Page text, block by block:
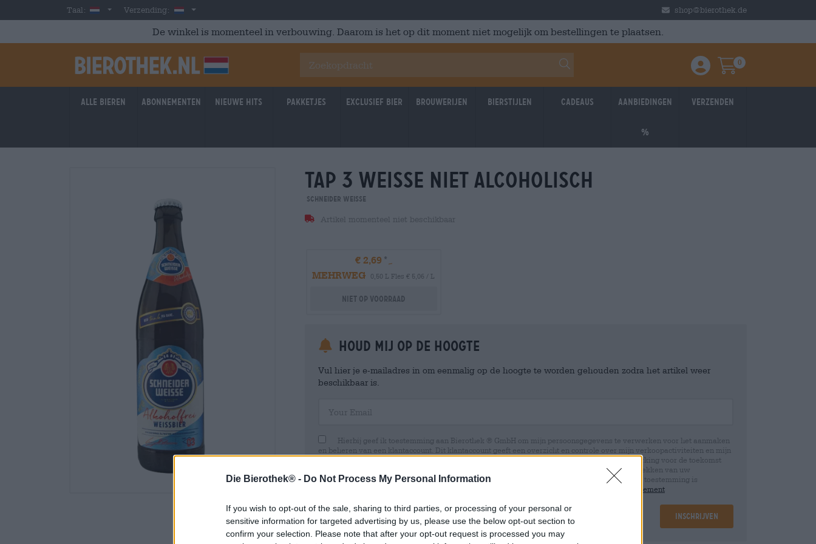
Die Bierothek® - Do Not Process My Personal Information
If you wish to opt-out of the sale, sharing to third parties, or processing of your personal or
sensitive information for targeted advertising by us, please use the below opt-out section to
confirm your selection. Please note that after your opt-out request is processed you may
Skip to main content
Taal: DutchVerzending: Nederland shop@bierothek.de
De winkel is momenteel in verbouwing. Daarom is het op dit moment niet mogelijk om bestellingen te plaatsen.
Einloggen / Anmelden
Warenkorb
0
Alle bieren Abonnementen Nieuwe hits Pakketjes Exclusief Bier Brouwerijen Bierstijlen Cadeaus Aanbiedingen
%
Verzenden
tap 3 weisse niet alcoholisch
Schneider Weisse
Artikel momenteel niet beschikbaar
€ 2,69
MEHRWEG
0,50 L Fles € 5,06 / L
Niet op voorraad
Houd mij op de hoogte
Vul hier je e-mailadres in om eenmalig op de hoogte te worden gehouden zodra het artikel weer
beschikbaar is.
Hierbij geef ik toestemming aan Bierothek ® GmbH om mijn persoonsgegevens te verwerken voor het aanmaken
en beheren van een klantaccount. Dit klantaccount geeft een overzicht en controle over mijn verkoopactiviteiten en mijn
persoonlijke gegevens. Ik ben me ervan bewust dat ik deze toestemming te allen tijde met werking voor de toekomst
kan intrekken door een e-mail te sturen naar shop@bierothek.de. Wij informeren u dat het intrekken van uw
toestemming geen invloed heeft op de rechtmatigheid van de verwerking die op basis van uw toestemming is
data protection statement
Inschrijven